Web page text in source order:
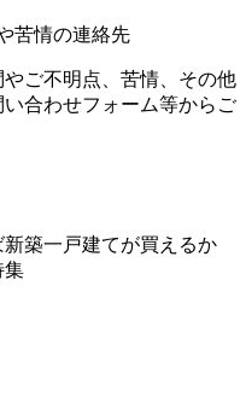
苦情の連絡先
ご不明点、苦情、その他
合わせフォーム等からご
築一戸建てが買えるか
集